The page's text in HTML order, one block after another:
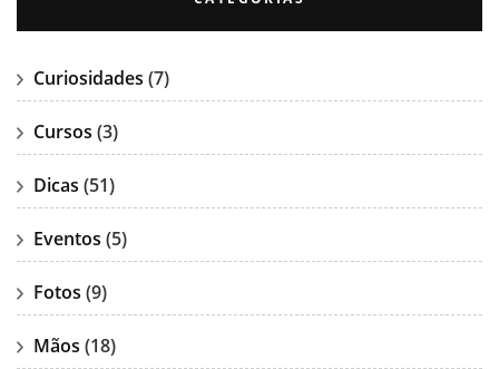
Curiosidades (7)
Cursos (3)
Dicas (51)
Eventos (5)
Fotos (9)
Mãos (18)